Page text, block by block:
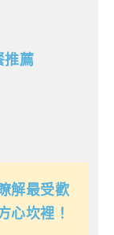
推薦
解最受歡
心坎裡！